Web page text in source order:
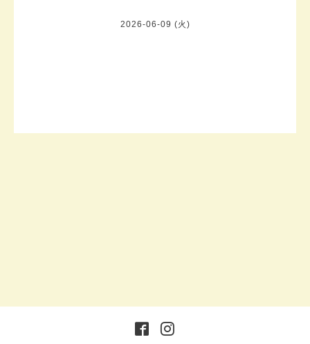
2026-06-09 (火)